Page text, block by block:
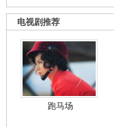
电视剧推荐
跑马场